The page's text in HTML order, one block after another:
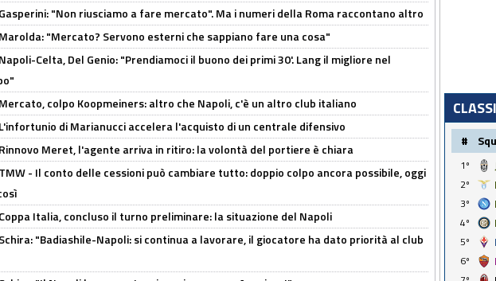
Gasperini: "Non riusciamo a fare mercato". Ma i numeri della Roma raccontano altro
Marolda: "Mercato? Servono esterni che sappiano fare una cosa"
Napoli-Celta, Del Genio: "Prendiamoci il buono dei primi 30'. Lang il migliore nel
Mercato, colpo Koopmeiners: altro che Napoli, c'è un altro club italiano
L'infortunio di Marianucci accelera l'acquisto di un centrale difensivo
Rinnovo Meret, l'agente arriva in ritiro: la volontà del portiere è chiara
TMW - Il conto delle cessioni può cambiare tutto: doppio colpo ancora possibile, oggi
Coppa Italia, concluso il turno preliminare: la situazione del Napoli
Schira: "Badiashile-Napoli: si continua a lavorare, il giocatore ha dato priorità al club
#
1º
2º
3º
4º
5º
6º